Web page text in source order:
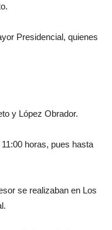
Presidencial, quienes
y López Obrador.
horas, pues hasta
se realizaban en Los